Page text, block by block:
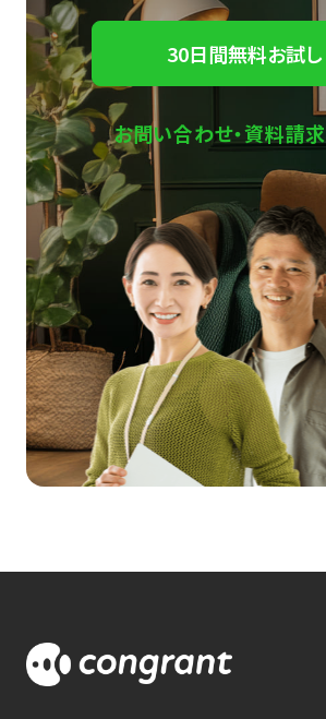
30日間無料お試し
お問い合わせ・資料請求